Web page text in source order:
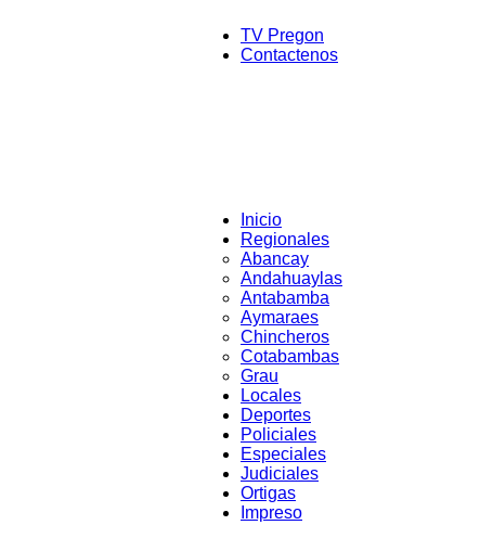
TV Pregon
Contactenos
Inicio
Regionales
Abancay
Andahuaylas
Antabamba
Aymaraes
Chincheros
Cotabambas
Grau
Locales
Deportes
Policiales
Especiales
Judiciales
Ortigas
Impreso